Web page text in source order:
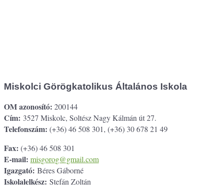
Miskolci Görögkatolikus Általános Iskola
OM azonosító: 200144
Cím: 3527 Miskolc, Soltész Nagy Kálmán út 27.
Telefonszám: (+36) 46 508 301, (+36) 30 678 21 49
Fax: (+36) 46 508 301
E-mail: misgorog@gmail.com
Igazgató: Béres Gáborné
Iskolalelkész: Stefán Zoltán